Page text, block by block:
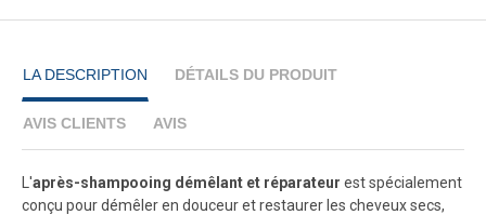
LA DESCRIPTION DÉTAILS DU PRODUIT
AVIS CLIENTS AVIS
L'après-shampooing démêlant et réparateur est spécialement
conçu pour démêler en douceur et restaurer les cheveux secs,